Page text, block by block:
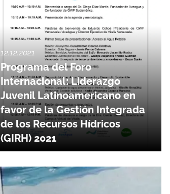
12.12.2021
Programa del Foro
Internacional: Liderazgo
Juvenil Latinoamericano en
favor de la Gestión Integrada
de los Recursos Hídricos
(GIRH) 2021